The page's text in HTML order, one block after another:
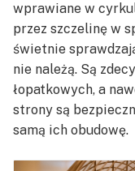
wprawiane w
przez szczelinę w
świetnie
nie należą. Są
łopatkowych, a
strony są
samą ich obudowę.